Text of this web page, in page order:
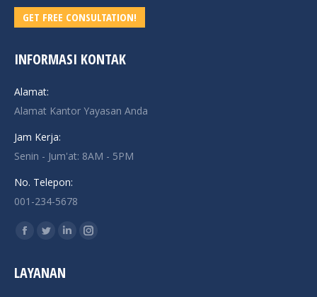
GET FREE CONSULTATION!
INFORMASI KONTAK
Alamat:
Alamat Kantor Yayasan Anda
Jam Kerja:
Senin - Jum'at: 8AM - 5PM
No. Telepon:
001-234-5678
Find us on:
Facebook
opens
Twitter
opens
LinkedinInstagram
LAYANAN